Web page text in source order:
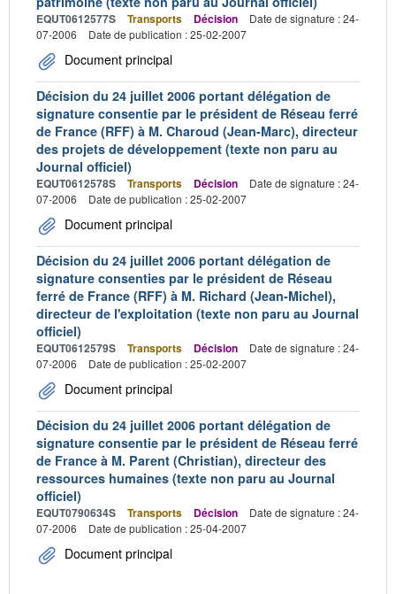
EQUT0612577S Transports Décision
Date de signature : 24-
07-2006
Date de publication : 25-02-2007
Document principal
Décision du 24 juillet 2006 portant délégation de
signature consentie par le président de Réseau ferré
de France (RFF) à M. Charoud (Jean-Marc), directeur
des projets de développement (texte non paru au
Journal officiel)
EQUT0612578S Transports Décision
Date de signature : 24-
07-2006
Date de publication : 25-02-2007
Document principal
Décision du 24 juillet 2006 portant délégation de
signature consenties par le président de Réseau
ferré de France (RFF) à M. Richard (Jean-Michel),
directeur de l'exploitation (texte non paru au Journal
officiel)
EQUT0612579S Transports Décision
Date de signature : 24-
07-2006
Date de publication : 25-02-2007
Document principal
Décision du 24 juillet 2006 portant délégation de
signature consentie par le président de Réseau ferré
de France à M. Parent (Christian), directeur des
ressources humaines (texte non paru au Journal
officiel)
EQUT0790634S Transports Décision
Date de signature : 24-
07-2006
Date de publication : 25-04-2007
Document principal